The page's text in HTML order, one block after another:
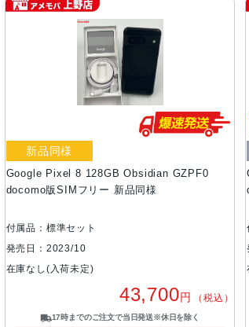
Google Pixel 8 128GB Obsidian GZPF0
docomo版SIMフリー 新品同様
新品同様
付属品：標準セット
発売日：2023/10
在庫なし(入荷未定)
43,700円 （税込）
17時までのご注文で当日発送※休日を除く